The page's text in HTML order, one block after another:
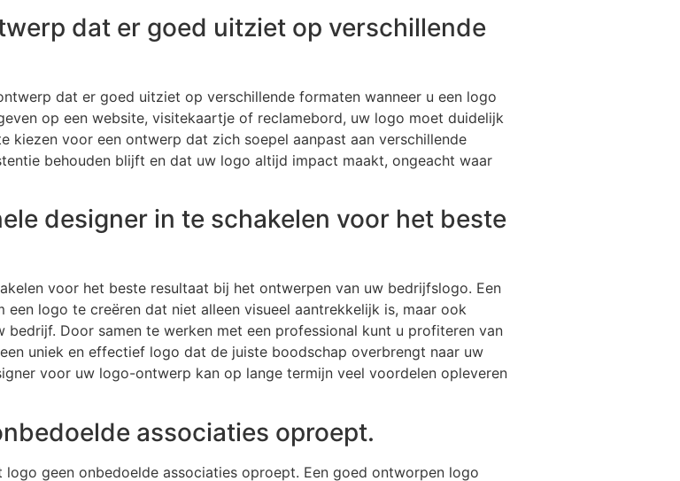
dat er goed uitziet op verschillende
dat er goed uitziet op verschillende formaten wanneer u een logo
op een website, visitekaartje of reclamebord, uw logo moet duidelijk
kiezen voor een ontwerp dat zich soepel aanpast aan verschillende
behouden blijft en dat uw logo altijd impact maakt, ongeacht waar
designer in te schakelen voor het beste
voor het beste resultaat bij het ontwerpen van uw bedrijfslogo. Een
een logo te creëren dat niet alleen visueel aantrekkelijk is, maar ook
Door samen te werken met een professional kunt u profiteren van
uniek en effectief logo dat de juiste boodschap overbrengt naar uw
voor uw logo-ontwerp kan op lange termijn veel voordelen opleveren
associaties oproept.
geen onbedoelde associaties oproept. Een goed ontworpen logo